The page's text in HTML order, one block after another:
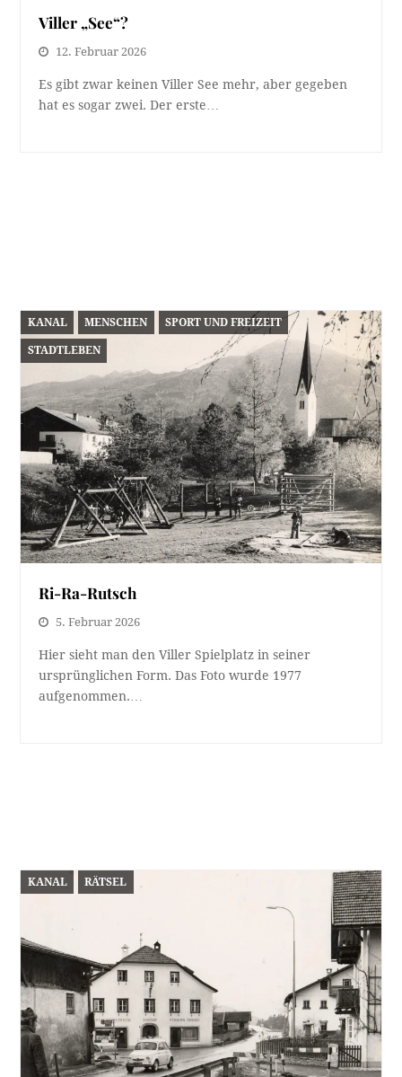
Viller „See“?
12. Februar 2026
Es gibt zwar keinen Viller See mehr, aber gegeben
hat es sogar zwei. Der erste…
KANAL MENSCHEN SPORT UND FREIZEIT
STADTLEBEN
Ri-Ra-Rutsch
5. Februar 2026
Hier sieht man den Viller Spielplatz in seiner
ursprünglichen Form. Das Foto wurde 1977
aufgenommen.…
KANAL RÄTSEL